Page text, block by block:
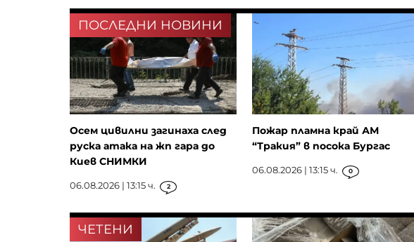
ПОСЛЕДНИ НОВИНИ
Осем цивилни загинаха след
руска атака на жп гара до
Киев СНИМКИ
06.08.2026 | 13:15 ч. 2
Пожар пламна край АМ
“Тракия” в посока Бургас
06.08.2026 | 13:15 ч. 0
ЧЕТЕНИ